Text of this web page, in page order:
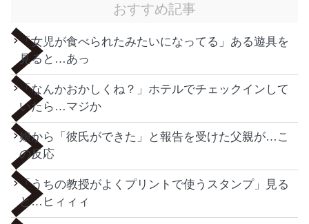
おすすめ記事
「女児が食べられたみたいになってる」ある遊具を
見ると…あっ
「なんかおかしくね？」ホテルでチェックインして
いたら…マジか
娘から「彼氏ができた」と報告を受けた父親が…こ
の反応
「うちの教授がよくプリントで使うスタンプ」見る
と…ヒィィィ